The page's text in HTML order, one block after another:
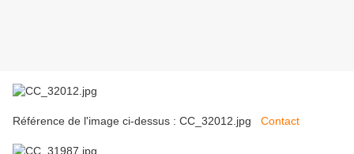
Référence de l'image ci-dessus : CC_32012.jpg Contact